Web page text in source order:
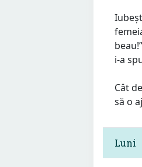
i-a
Cât
să o
Luni